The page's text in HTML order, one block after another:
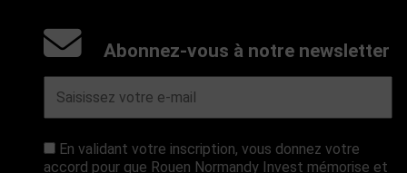
Abonnez-vous à notre newsletter
En validant votre inscription, vous donnez votre
accord pour que Rouen Normandy Invest mémorise et